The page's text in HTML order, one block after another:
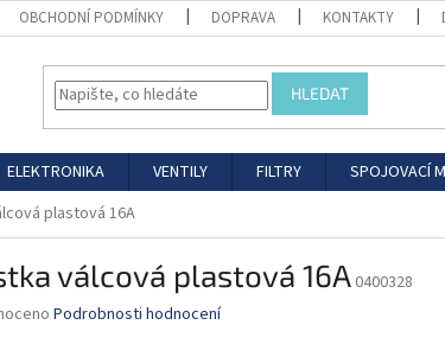
OBCHODNÍ PODMÍNKY DOPRAVA KONTAKTY
HLEDAT
ELEKTRONIKA VENTILY FILTRY SPOJOVACÍ
plastová 16A
válcová plastová 16A 0400328
Podrobnosti hodnocení